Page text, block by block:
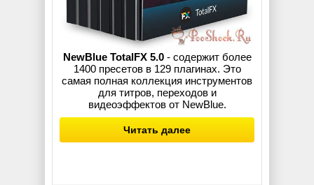
NewBlue TotalFX 5.0- содержит более
1400 пресетов в 129 плагинах. Это
самая полная коллекция инструментов
для титров, переходов и
видеоэффектов от NewBlue.
Читать далее